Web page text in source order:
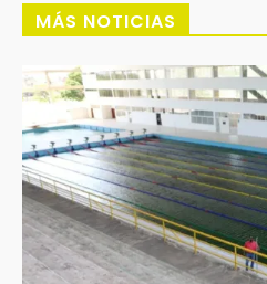
MÁS NOTICIAS